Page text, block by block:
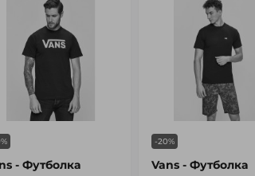
- Футболка
-20%
Vans - Футболка